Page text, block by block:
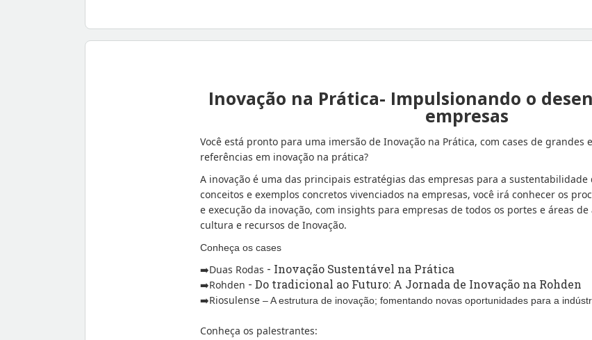
Inovação na Prática- Impulsionando o
empresas
Você está pronto para uma imersão de Inovação na Prática, com cases de grandes
referências em inovação na prática?
A inovação é uma das principais estratégias das empresas para a sustentabilidade
conceitos e exemplos concretos vivenciados na empresas, você irá conhecer os
e execução da inovação, com insights para empresas de todos os portes e áreas
cultura e recursos de Inovação.
Conheça os cases
➡️Duas Rodas - Inovação Sustentável na Prática
➡️Rohden - Do tradicional ao Futuro: A Jornada de Inovação na Rohden
➡️Riosulense – A estrutura de inovação; fomentando novas oportunidades para a
Conheça os palestrantes: